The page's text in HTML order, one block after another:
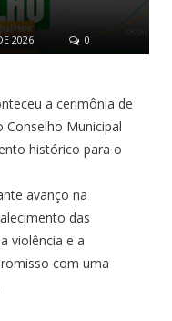
2026
0
a cerimônia de
Municipal
histórico para o
avanço na
das
violência e a
com uma